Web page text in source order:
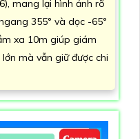
mang lại hình ảnh rõ
355° và dọc -65°
xa 10m giúp giám
mà vẫn giữ được chi